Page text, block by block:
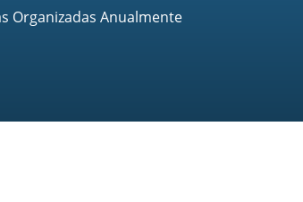
Organizadas Anualmente